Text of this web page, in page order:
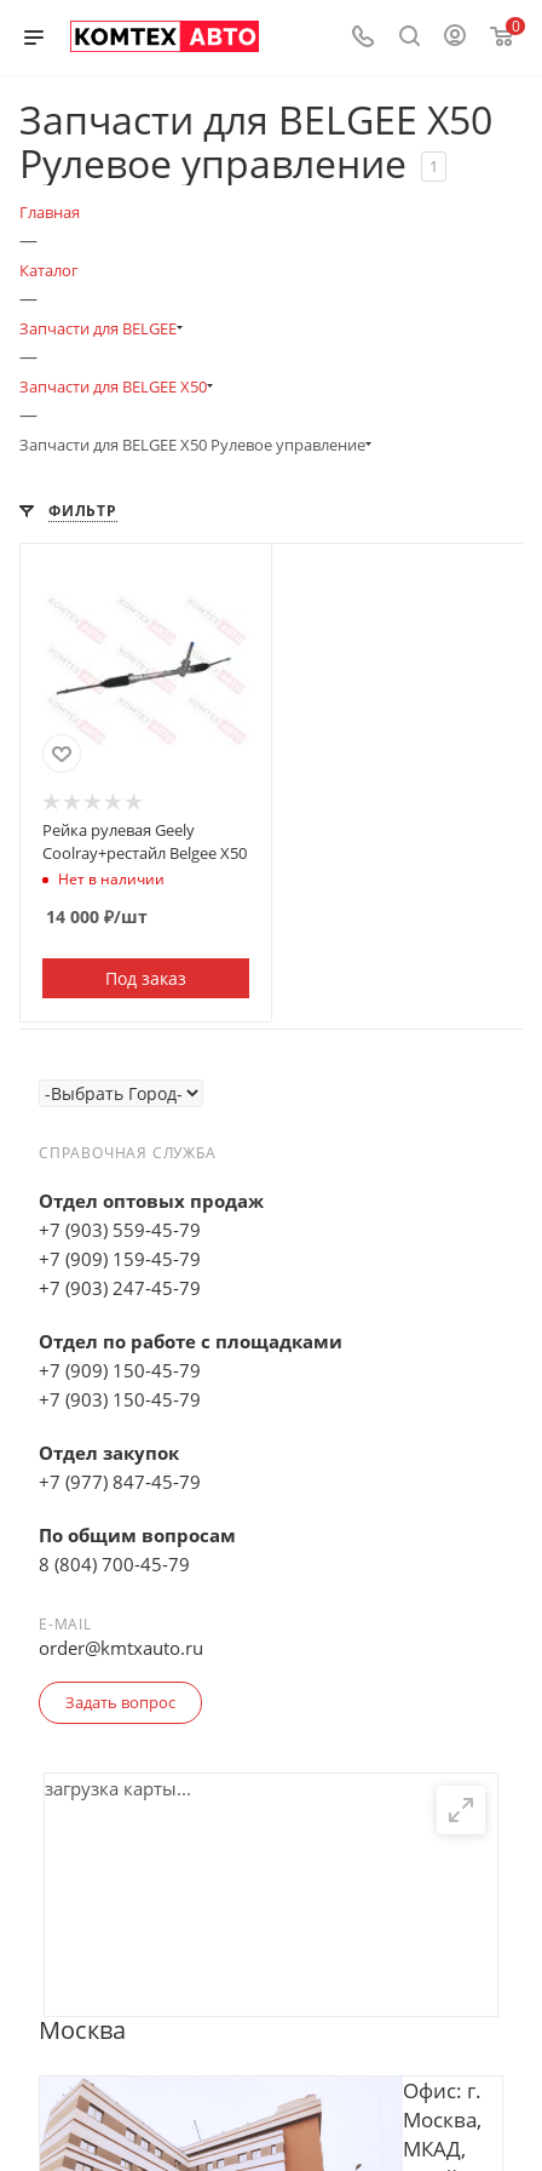
0
Запчасти для BELGEE X50
Рулевое управление
1
Главная
—
Каталог
—
Запчасти для BELGEE
—
Запчасти для BELGEE X50
—
Запчасти для BELGEE X50 Рулевое управление
ФИЛЬТР
Рейка рулевая Geely
Coolray+рестайл Belgee X50
Нет в наличии
14 000 ₽/шт
Под заказ
СПРАВОЧНАЯ СЛУЖБА
Отдел оптовых продаж
+7 (903) 559-45-79
+7 (909) 159-45-79
+7 (903) 247-45-79
Отдел по работе с площадками
+7 (909) 150-45-79
+7 (903) 150-45-79
Отдел закупок
+7 (977) 847-45-79
По общим вопросам
8 (804) 700-45-79
E-MAIL
order@kmtxauto.ru
Задать вопрос
загрузка карты...
Москва
Офис: г.
Москва,
МКАД,